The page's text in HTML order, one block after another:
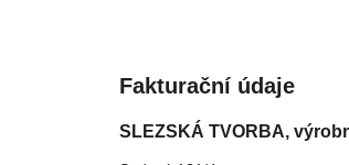
Fakturační údaje
SLEZSKÁ TVORBA,